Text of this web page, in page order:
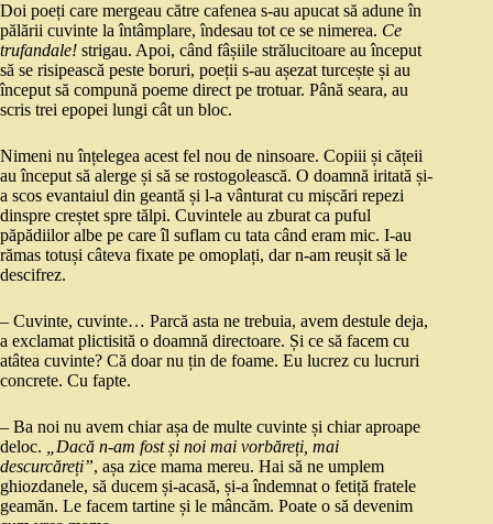
Doi poeți care mergeau către cafenea s-au apucat să adune în
pălării cuvinte la întâmplare, îndesau tot ce se nimerea. Ce
trufandale! strigau. Apoi, când fâșiile strălucitoare au început
să se risipească peste boruri, poeții s-au așezat turcește și au
început să compună poeme direct pe trotuar. Până seara, au
scris trei epopei lungi cât un bloc.
Nimeni nu înțelegea acest fel nou de ninsoare. Copiii și cățeii
au început să alerge și să se rostogolească. O doamnă iritată și-
a scos evantaiul din geantă și l-a vânturat cu mișcări repezi
dinspre creștet spre tălpi. Cuvintele au zburat ca puful
păpădiilor albe pe care îl suflam cu tata când eram mic. I-au
rămas totuși câteva fixate pe omoplați, dar n-am reușit să le
descifrez.
– Cuvinte, cuvinte… Parcă asta ne trebuia, avem destule deja,
a exclamat plictisită o doamnă directoare. Și ce să facem cu
atâtea cuvinte? Că doar nu țin de foame. Eu lucrez cu lucruri
concrete. Cu fapte.
– Ba noi nu avem chiar așa de multe cuvinte și chiar aproape
deloc.
„Dacă n-am fost și noi mai vorbăreți, mai
descurcăreți”, așa zice mama mereu. Hai să ne umplem
ghiozdanele, să ducem și-acasă, și-a îndemnat o fetiță fratele
geamăn. Le facem tartine și le mâncăm. Poate o să devenim